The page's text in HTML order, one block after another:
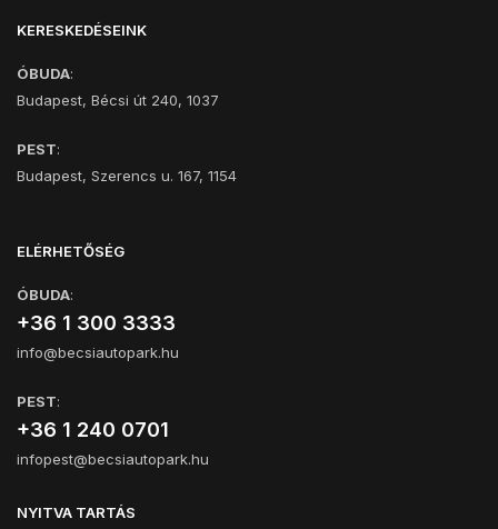
KERESKEDÉSEINK
ÓBUDA:
Budapest, Bécsi út 240, 1037
PEST:
Budapest, Szerencs u. 167, 1154
ELÉRHETŐSÉG
ÓBUDA:
+36 1 300 3333
info@becsiautopark.hu
PEST:
+36 1 240 0701
infopest@becsiautopark.hu
NYITVA TARTÁS